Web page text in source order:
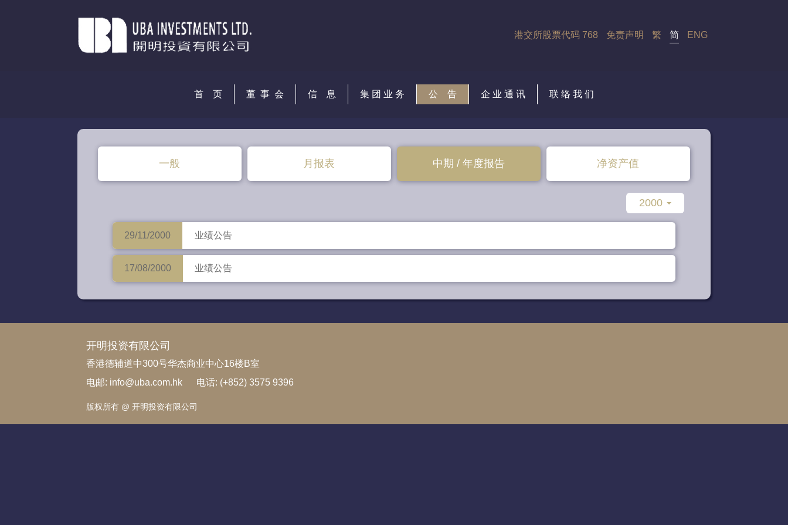
港交所股票代码 768 免责声明 繁 简 ENG
首 页 董 事 会 信 息 集 团 业 务 公 告 企 业 通 讯 联 络 我 们
一般 月报表 中期 / 年度报告 净资产值
2000
29/11/2000 业绩公告
17/08/2000 业绩公告
开明投资有限公司
香港德辅道中300号华杰商业中心16楼B室
电邮: info@uba.com.hk
电话: (+852) 3575 9396
版权所有 @ 开明投资有限公司